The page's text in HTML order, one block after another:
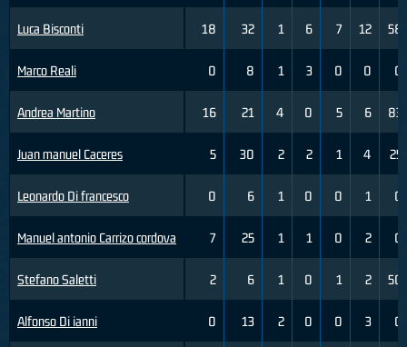
Luca Bisconti
Marco Reali
Andrea Martino
Juan manuel Caceres
Leonardo Di francesco
Manuel antonio Carrizo cordova
Stefano Saletti
Alfonso Di ianni
18 32 1 6 7 12 58
0 8 1 3 0 0 0
16 21 4 0 5 6 83
5 30 2 2 1 4 25
0 6 1 0 0 1 0
7 25 1 1 0 2 0
2 6 1 0 1 2 50
0 13 2 0 0 3 0